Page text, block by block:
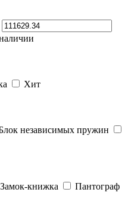
Хит
независимых пружин
Замок-книжка
Пантограф